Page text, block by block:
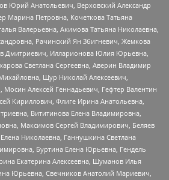
Юрий Анатольевич, Верховский Александр
Марина Петровна, Кочеткова Татьяна
Валерьевна, Акимова Татьяна Николаевна,
Рачинский Ян Збигневич, Жемкова
Дмитриевич, Илларионова Юлия Юрьевна,
Светлана Сергеевна, Аверин Владимир
Щур Николай Алексеевич,
Алексей Геннадьевич, Гефтер Валентин
Кириллович, Флиге Ирина Анатольевна,
Вититинова Елена Владимировна,
Максимов Сергей Владимирович, Беляев
Николаевна, Ганнушкина Светлана
Буртина Елена Юрьевна, Гендель
Екатерина Алексеевна, Шуманов Илья
Юрьевна, Свечников Анатолий Мариевич,